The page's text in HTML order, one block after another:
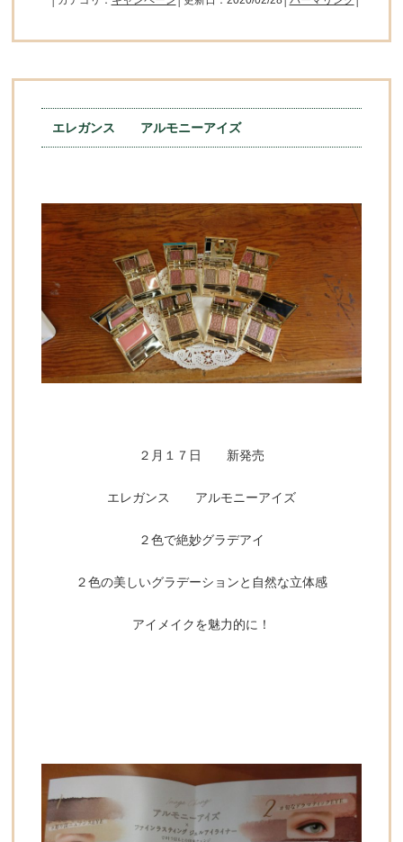
エレガンス アルモニーアイズ
２月１７日 新発売
エレガンス アルモニーアイズ
２色で絶妙グラデアイ
２色の美しいグラデーションと自然な立体感
アイメイクを魅力的に！